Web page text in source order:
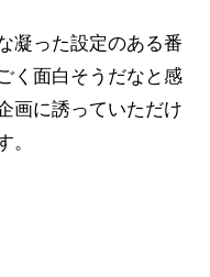
凝った設定のある番
く面白そうだなと感
画に誘っていただけ
。